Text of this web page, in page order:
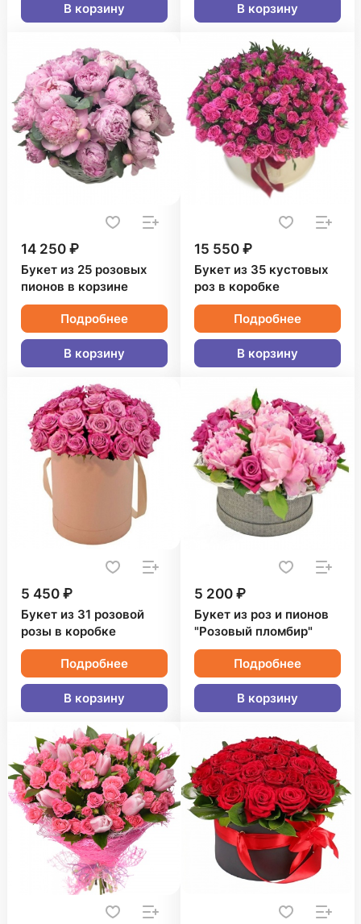
В корзину В корзину
14 250 ₽
Букет из 25 розовых
пионов в корзине
Подробнее
В корзину
15 550 ₽
Букет из 35 кустовых
роз в коробке
Подробнее
В корзину
5 450 ₽
Букет из 31 розовой
розы в коробке
Подробнее
В корзину
5 200 ₽
Букет из роз и пионов
"Розовый пломбир"
Подробнее
В корзину